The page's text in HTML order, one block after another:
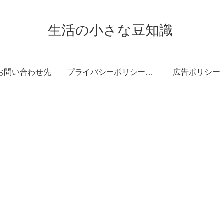
生活の小さな豆知識
問い合わせ先 プライバシーポリシー・免責事項 広告ポリシー